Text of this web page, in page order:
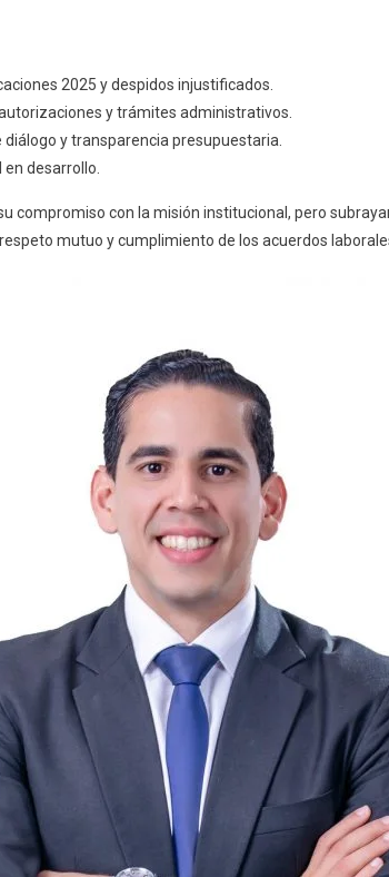
2025 y despidos injustificados.
y trámites administrativos.
y transparencia presupuestaria.
en desarrollo.
compromiso con la misión institucional, pero
mutuo y cumplimiento de los acuerdos